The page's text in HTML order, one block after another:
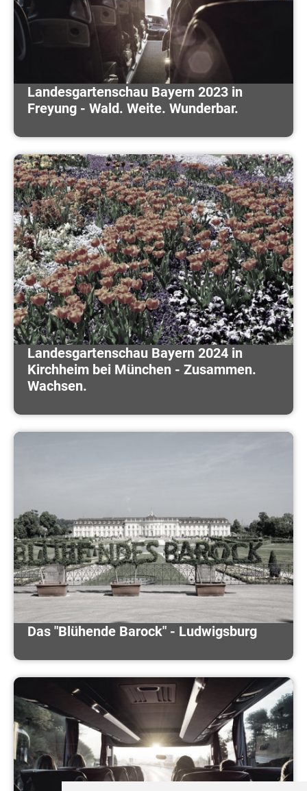
Landesgartenschau Bayern 2023 in
Freyung - Wald. Weite. Wunderbar.
Landesgartenschau Bayern 2024 in
Kirchheim bei München - Zusammen.
Wachsen.
Das "Blühende Barock" - Ludwigsburg